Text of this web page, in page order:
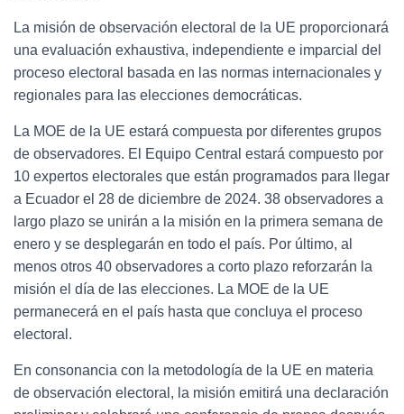
La misión de observación electoral de la UE proporcionará
una evaluación exhaustiva, independiente e imparcial del
proceso electoral basada en las normas internacionales y
regionales para las elecciones democráticas.
La MOE de la UE estará compuesta por diferentes grupos
de observadores. El Equipo Central estará compuesto por
10 expertos electorales que están programados para llegar
a Ecuador el 28 de diciembre de 2024. 38 observadores a
largo plazo se unirán a la misión en la primera semana de
enero y se desplegarán en todo el país. Por último, al
menos otros 40 observadores a corto plazo reforzarán la
misión el día de las elecciones. La MOE de la UE
permanecerá en el país hasta que concluya el proceso
electoral.
En consonancia con la metodología de la UE en materia
de observación electoral, la misión emitirá una declaración